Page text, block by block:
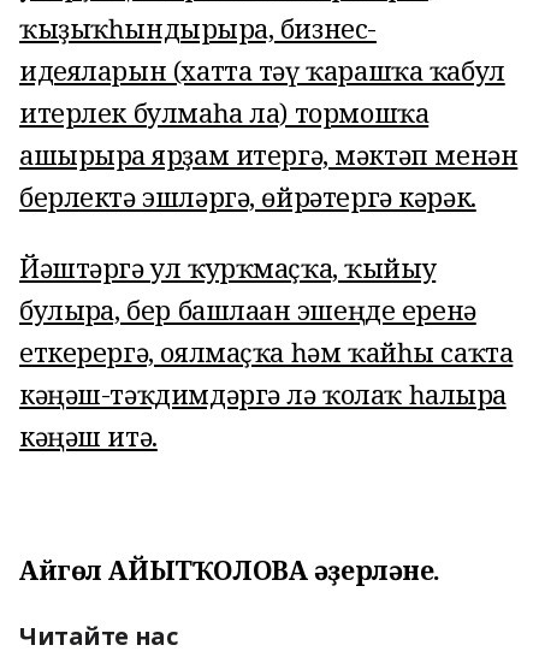
ҡыҙыҡһындырырға, бизнес-
идеяларын (хатта тәү ҡарашҡа ҡабул
итерлек булмаһа ла) тормошҡа
ашырырға ярҙам итергә, мәктәп менән
берлектә эшләргә, өйрәтергә кәрәк.
Йәштәргә ул ҡурҡмаҫҡа, ҡыйыу
булырға, бер башлаған эшеңде еренә
еткерергә, оялмаҫҡа һәм ҡайһы саҡта
кәңәш-тәҡдимдәргә лә ҡолаҡ һалырға
кәңәш итә.
Айгөл АЙЫТҠОЛОВА әҙерләне.
Читайте нас